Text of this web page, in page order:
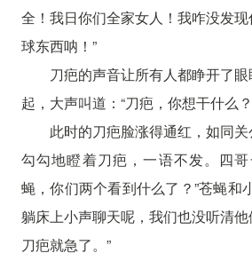
全！我日你们全家女人！我咋没发
球东西呐！”
刀疤的声音让所有人都睁开了
起，大声叫道：“刀疤，你想干什么
此时的刀疤脸涨得通红，如同
勾勾地瞪着刀疤，一语不发。四
蝇，你们两个看到什么了？”苍蝇和
躺床上小声聊天呢，我们也没听清
刀疤就急了。”